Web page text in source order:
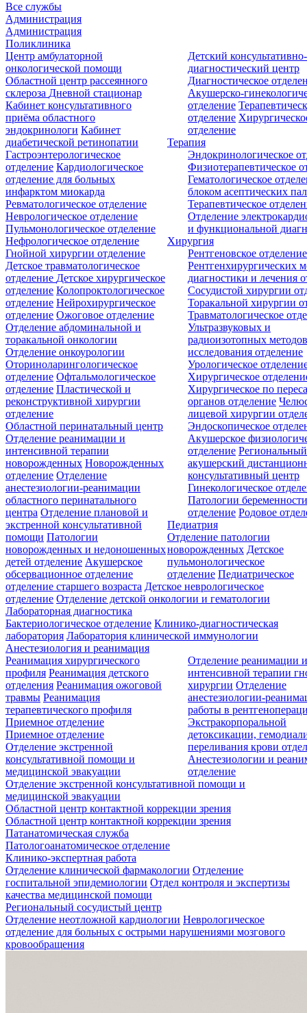
Все службы
Администрация
Администрация
Поликлиника
Центр амбулаторной
онкологической помощи
Областной центр рассеянного
склероза Дневной стационар
Кабинет консультативного
приёма областного
эндокринологи Кабинет
диабетической ретинопатии
Детский консультативно-
диагностический центр
Диагностическое
Акушерско-
отделение
отделение
отделение
Терапия
Гастроэнтерологическое
отделение Кардиологическое
отделение для больных
инфарктом миокарда
Ревматологическое отделение
Неврологическое отделение
Пульмонологическое отделение
Нефрологическое отделение
Эндокринологическое
Физиотерапевтическое
Гематологическое
блоком асептических
Терапевтическое
Отделение
и функциональной
Хирургия
Гнойной хирургии отделение
Детское травматологическое
отделение Детское хирургическое
отделение Колопроктологическое
отделение Нейрохирургическое
отделение Ожоговое отделение
Отделение абдоминальной и
торакальной онкологии
Отделение онкоурологии
Оториноларингологическое
отделение Офтальмологическое
отделение Пластической и
реконструктивной хирургии
отделение
Рентгеновское отделение
Рентгенхирургических
диагностики и лечения
Сосудистой хирургии
Торакальной хирургии
Травматологическое
Ультразвуковых и
радиоизотопных
исследования отделение
Урологическое
Хирургическое
Хирургическое по
органов отделение
лицевой хирургии
Эндоскопическое
Областной перинатальный центр
Отделение реанимации и
интенсивной терапии
новорожденных Новорожденных
отделение Отделение
анестезиологии-реанимации
областного перинатального
центра Отделение плановой и
экстренной консультативной
помощи Патологии
новорожденных и недоношенных
детей отделение Акушерское
обсервационное отделение
Акушерское
отделение Региональный
акушерский
консультативный центр
Гинекологическое
Патологии
отделение Родовое
Педиатрия
Отделение патологии
новорожденных Детское
пульмонологическое
отделение Педиатрическое
отделение старшего возраста Детское неврологическое
отделение Отделение детской онкологии и гематологии
Лабораторная диагностика
Бактериологическое отделение Клинико-диагностическая
лаборатория Лаборатория клинической иммунологии
Анестезиология и реанимация
Реанимация хирургического
профиля Реанимация детского
отделения Реанимация ожоговой
травмы Реанимация
терапевтического профиля
Отделение реанимации
интенсивной терапии
хирургии Отделение
анестезиологии-
работы в
Экстракорпоральной
детоксикации,
переливания крови
Анестезиологии и
отделение
Приемное отделение
Приемное отделение
Отделение экстренной
консультативной помощи и
медицинской эвакуации
Отделение экстренной консультативной помощи и
медицинской эвакуации
Областной центр контактной коррекции зрения
Областной центр контактной коррекции зрения
Патанатомическая служба
Патологоанатомическое отделение
Клинико-экспертная работа
Отделение клинической фармакологии Отделение
госпитальной эпидемиологии Отдел контроля и экспертизы
качества медицинской помощи
Региональный сосудистый центр
Отделение неотложной кардиологии Неврологическое
отделение для больных с острыми нарушениями мозгового
кровообращения